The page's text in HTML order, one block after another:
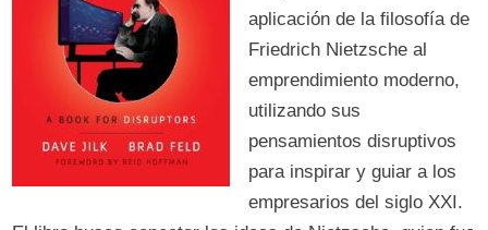
aplicación de la filosofía de
Friedrich Nietzsche al
emprendimiento moderno,
utilizando sus
pensamientos disruptivos
para inspirar y guiar a los
empresarios del siglo XXI.